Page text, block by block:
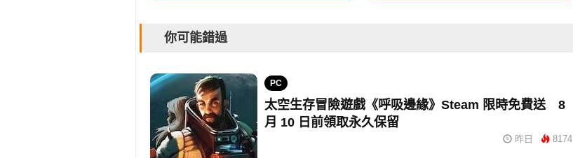
你可能錯過
PC
太空生存冒險遊戲《呼吸邊緣》Steam 限時免費送 8
月 10 日前領取永久保留
昨日 8174